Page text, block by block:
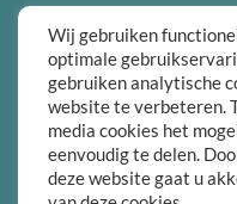
Diensten
Over ons
Informatie
Algemene voorwaarden
Privacybeleid
Over ons
FAQ
Wij gebruiken
optimale
gebruiken analytische
website te verbeteren.
media cookies het
eenvoudig te delen.
deze website gaat u